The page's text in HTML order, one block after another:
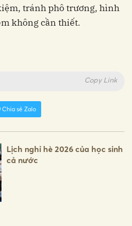
tránh phô trương, hình
không cần thiết.
Copy Link
Chia sẻ Zalo
Lịch nghỉ hè 2026 của học sinh
cả nước